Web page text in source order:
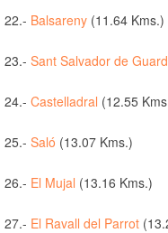
22.- Balsareny (11.64 Kms.)
23.- Sant Salvador de
24.- Castelladral (12.55
25.- Saló (13.07 Kms.)
26.- El Mujal (13.16 Kms.)
27.- El Ravall del Parrot